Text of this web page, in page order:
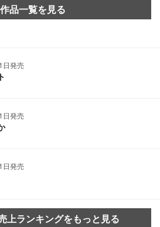
作品一覧を見る
日発売
日発売
日発売
上ランキングをもっと見る